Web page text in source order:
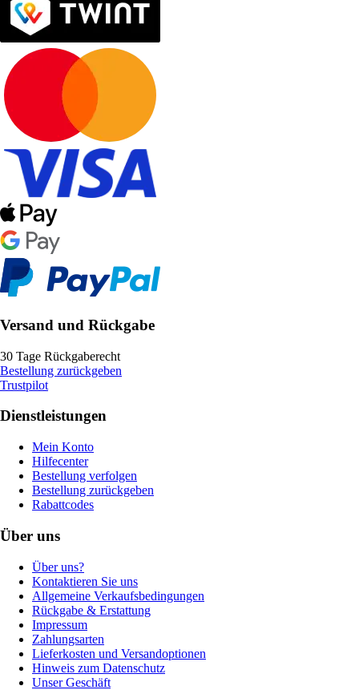
Versand und Rückgabe
30 Tage Rückgaberecht
Bestellung zurückgeben
Trustpilot
Dienstleistungen
Mein Konto
Hilfecenter
Bestellung verfolgen
Bestellung zurückgeben
Rabattcodes
Über uns
Über uns?
Kontaktieren Sie uns
Allgemeine Verkaufsbedingungen
Rückgabe & Erstattung
Impressum
Zahlungsarten
Lieferkosten und Versandoptionen
Hinweis zum Datenschutz
Unser Geschäft